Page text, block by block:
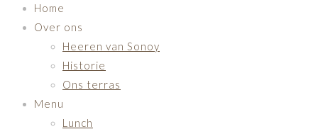
Home
Over ons
Heeren van Sonoy
Historie
Ons terras
Menu
Lunch